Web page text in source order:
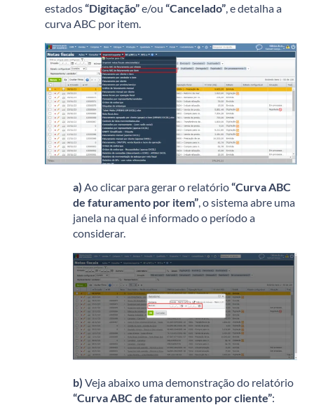
estados“Digitação”e/ou “Cancelado” , e detalha a
curva ABC por item.
a) Ao clicar para gerar o relatório“Curva ABC
de faturamento por item” , o sistema abre uma
janela na qual é informado o período a
considerar.
b) Veja abaixo uma demonstração do relatório
“Curva ABC de faturamento por cliente”: